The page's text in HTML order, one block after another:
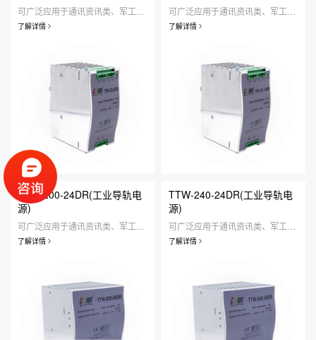
了解详情 了解详情
TTW-200-24DR(工业导轨电
源)
了解详情
TTW-240-24DR(工业导轨电
源)
了解详情